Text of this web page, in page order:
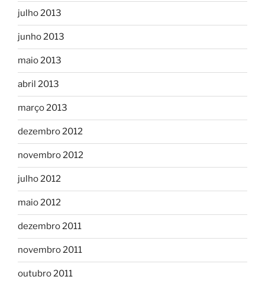
julho 2013
junho 2013
maio 2013
abril 2013
março 2013
dezembro 2012
novembro 2012
julho 2012
maio 2012
dezembro 2011
novembro 2011
outubro 2011